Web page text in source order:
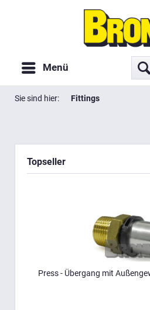
Menü
Sie sind hier: Fittings
Topseller
Press - Übergang mit